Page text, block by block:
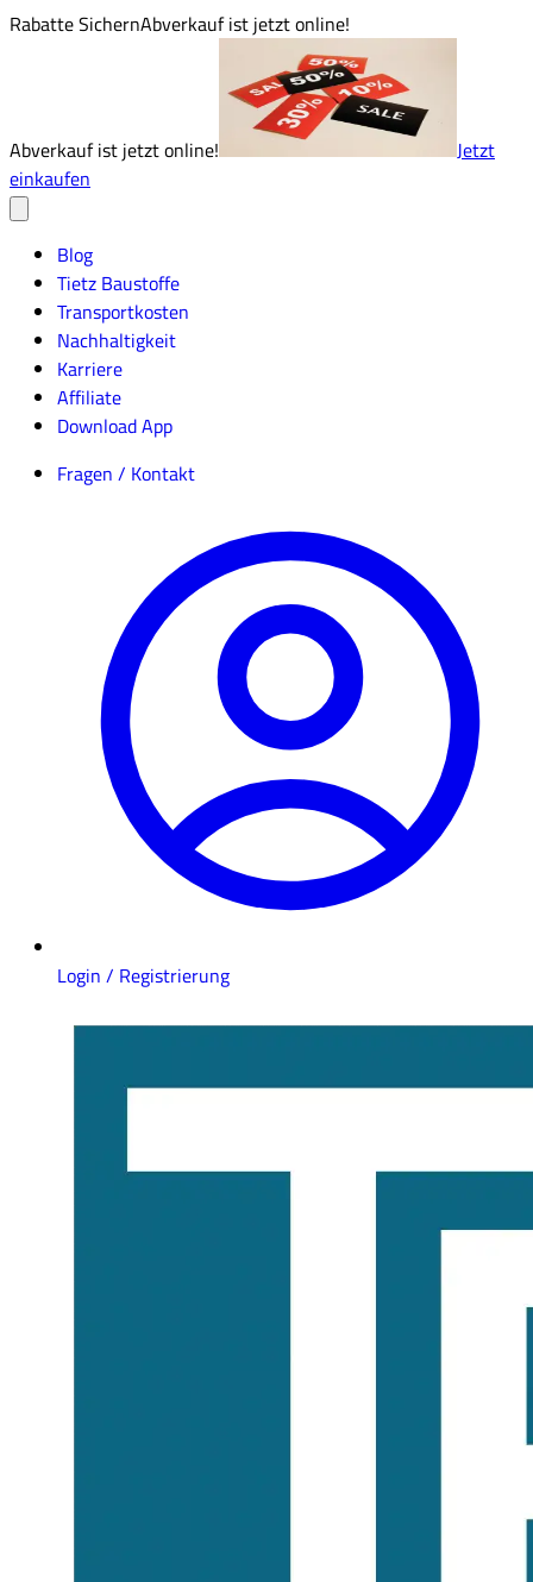
Rabatte SichernAbverkauf ist jetzt online!
Abverkauf ist jetzt online!
Jetzt
einkaufen
Blog
Tietz Baustoffe
Transportkosten
Nachhaltigkeit
Karriere
Affiliate
Download App
Fragen / Kontakt
Login / Registrierung